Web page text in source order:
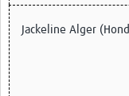
Desarrollo profesional
Proyectos Pathfinder
Jackeline Alger